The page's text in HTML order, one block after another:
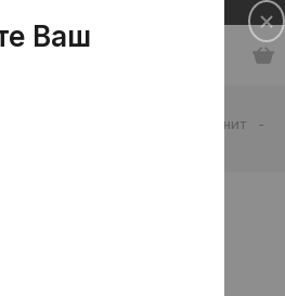
Керамогранит
-
Crystal Pol R 60x120
Pol R 60x120
Ваш